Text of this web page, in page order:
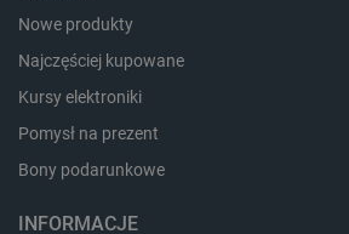
Nowe produkty
Najczęściej kupowane
Kursy elektroniki
Pomysł na prezent
Bony podarunkowe
INFORMACJE
_smvs